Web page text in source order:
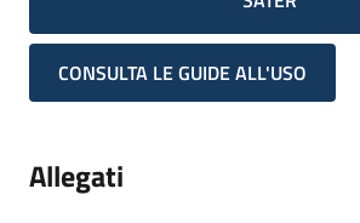
CONSULTA LE GUIDE ALL'USO
Allegati